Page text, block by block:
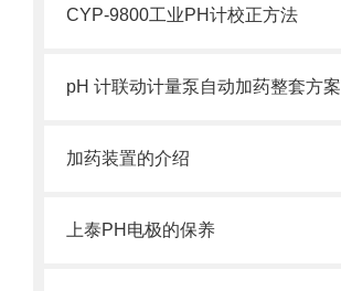
CYP-9800工业PH计校正方法
pH 计联动计量泵自动加药整套方案
加药装置的介绍
上泰PH电极的保养